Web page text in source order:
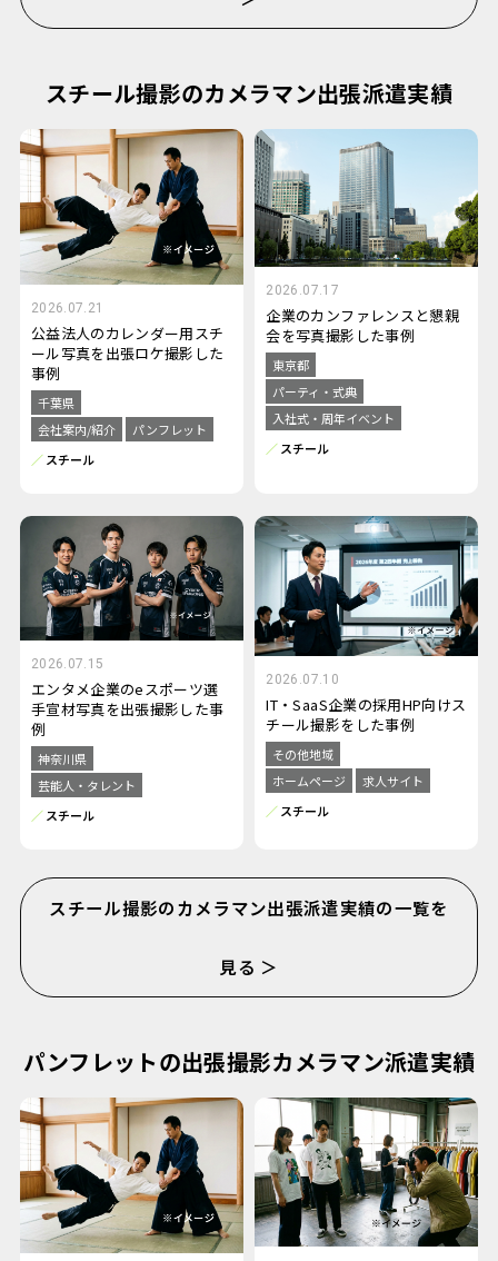
スチール撮影のカメラマン出張派遣実績
2026.07.21
公益法人のカレンダー用スチ
ール写真を出張ロケ撮影した
事例
千葉県
会社案内/紹介
パンフレット
スチール
2026.07.17
企業のカンファレンスと懇親
会を写真撮影した事例
東京都
パーティ・式典
入社式・周年イベント
スチール
2026.07.15
エンタメ企業のeスポーツ選
手宣材写真を出張撮影した事
例
神奈川県
芸能人・タレント
スチール
2026.07.10
IT・SaaS企業の採用HP向けス
チール撮影をした事例
その他地域
ホームページ
求人サイト
スチール
スチール撮影のカメラマン出張派遣実績の一覧を
見る ＞
パンフレットの出張撮影カメラマン派遣実績